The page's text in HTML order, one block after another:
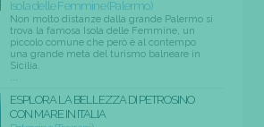
Isola delle Femmine (Palermo)
Non molto distanze dalla grande Palermo si
trova la famosa Isola delle Femmine, un
piccolo comune che però è al contempo
una grande meta del turismo balneare in
Sicilia.
...
ESPLORA LA BELLEZZA DI PETROSINO
CON MARE IN ITALIA